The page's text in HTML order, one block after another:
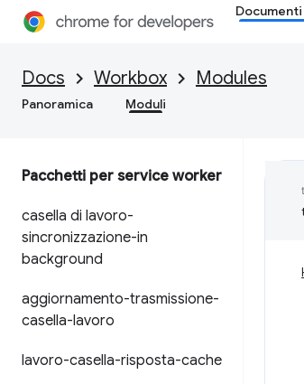
Documenti
Docs Workbox Modules
Panoramica Moduli
Pacchetti per service worker
casella di lavoro-
sincronizzazione-in
background
aggiornamento-trasmissione-
casella-lavoro
lavoro-casella-risposta-cache